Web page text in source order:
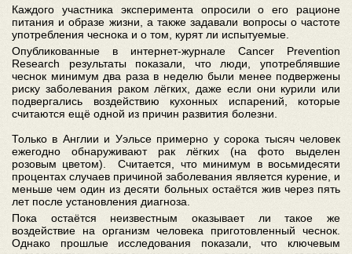
Каждого участника эксперимента опросили о его рационе
питания и образе жизни, а также задавали вопросы о частоте
употребления чеснока и о том, курят ли испытуемые.
Опубликованные в интернет-журнале Cancer Prevention
Research результаты показали, что люди, употреблявшие
чеснок минимум два раза в неделю были менее подвержены
риску заболевания раком лёгких, даже если они курили или
подвергались воздействию кухонных испарений, которые
считаются ещё одной из причин развития болезни.
Только в Англии и Уэльсе примерно у сорока тысяч человек
ежегодно обнаруживают рак лёгких (на фото выделен
розовым цветом). Считается, что минимум в восьмидесяти
процентах случаев причиной заболевания является курение, и
меньше чем один из десяти больных остаётся жив через пять
лет после установления диагноза.
Пока остаётся неизвестным оказывает ли такое же
воздействие на организм человека приготовленный чеснок.
Однако прошлые исследования показали, что ключевым